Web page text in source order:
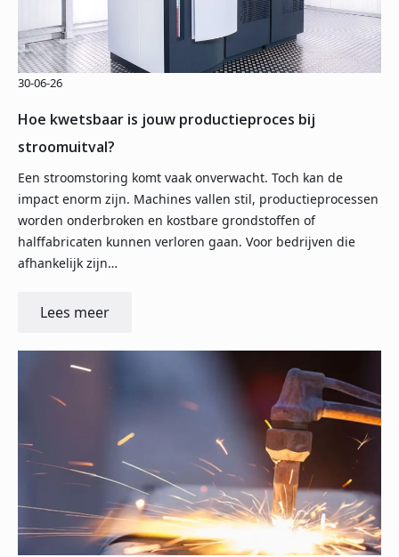
Hoe kwetsbaar is jouw productieproces bij
stroomuitval?
30-06-26
Een stroomstoring komt vaak onverwacht. Toch kan de
impact enorm zijn. Machines vallen stil, productieprocessen
worden onderbroken en kostbare grondstoffen of
halffabricaten kunnen verloren gaan. Voor bedrijven die
afhankelijk zijn…
Lees meer